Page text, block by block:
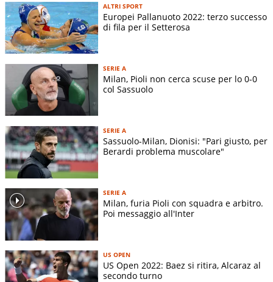
ALTRI SPORT
Europei Pallanuoto 2022: terzo successo
di fila per il Setterosa
SERIE A
Milan, Pioli non cerca scuse per lo 0-0
col Sassuolo
SERIE A
Sassuolo-Milan, Dionisi: "Pari giusto, per
Berardi problema muscolare"
SERIE A
Milan, furia Pioli con squadra e arbitro.
Poi messaggio all'Inter
US OPEN
US Open 2022: Baez si ritira, Alcaraz al
secondo turno